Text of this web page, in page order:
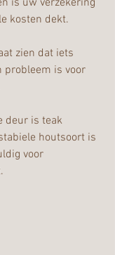
is uw verzekering
kosten dekt.
zien dat iets
probleem is voor
deur is teak
houtsoort is
voor